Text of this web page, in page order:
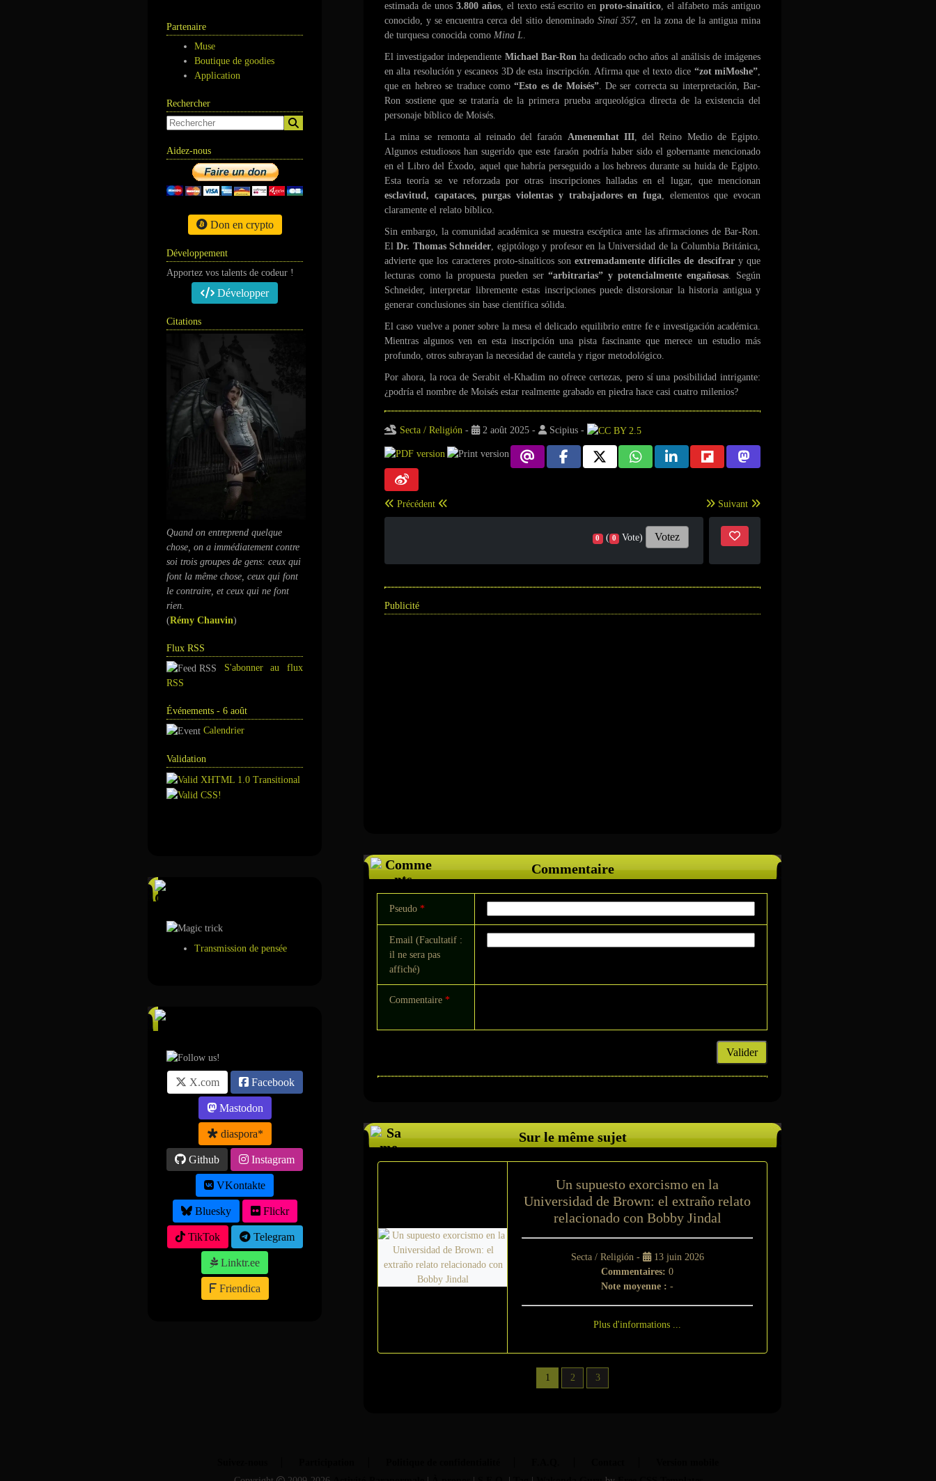
Partenaire
Muse
Boutique de goodies
Application
Rechercher
Aidez-nous
Don en crypto
Développement
Apportez vos talents de codeur !
Développer
Citations
Quand on entreprend quelque
chose, on a immédiatement contre
soi trois groupes de gens: ceux qui
font la même chose, ceux qui font
le contraire, et ceux qui ne font
rien.
(Rémy Chauvin)
Flux RSS
S'abonner au flux
RSS
Événements - 6 août
Calendrier
Validation
Transmission de pensée
X.com Facebook
Mastodon
diaspora*
Github Instagram
VKontakte
Bluesky Flickr
TikTok Telegram
Linktr.ee
Friendica
estimada de unos 3.800 años, el texto está escrito enproto-sinaítico, el alfabeto más antiguo
conocido, y se encuentra cerca del sitio denominado Sinaí 357, en la zona de la antigua mina
de turquesa conocida como Mina L.
El investigador independiente Michael Bar-Ronha dedicado ocho años al análisis de imágenes
en alta resolución y escaneos 3D de esta inscripción. Afirma que el texto dice “zot miMoshe”,
que en hebreo se traduce como“Esto es de Moisés”. De ser correcta su interpretación, Bar-
Ron sostiene que se trataría de la primera prueba arqueológica directa de la existencia del
personaje bíblico de Moisés.
La mina se remonta al reinado del faraón Amenemhat III, del Reino Medio de Egipto.
Algunos estudiosos han sugerido que este faraón podría haber sido el gobernante mencionado
en el Libro del Éxodo, aquel que habría perseguido a los hebreos durante su huida de Egipto.
Esta teoría se ve reforzada por otras inscripciones halladas en el lugar, que mencionan
esclavitud, capataces, purgas violentas y trabajadores en fuga, elementos que evocan
claramente el relato bíblico.
Sin embargo, la comunidad académica se muestra escéptica ante las afirmaciones de Bar-Ron.
ElDr. Thomas Schneider, egiptólogo y profesor en la Universidad de la Columbia Británica,
advierte que los caracteres proto-sinaíticos sonextremadamente difíciles de descifrary que
lecturas como la propuesta pueden ser“arbitrarias” y potencialmente engañosas. Según
Schneider, interpretar libremente estas inscripciones puede distorsionar la historia antigua y
generar conclusiones sin base científica sólida.
El caso vuelve a poner sobre la mesa el delicado equilibrio entre fe e investigación académica.
Mientras algunos ven en esta inscripción una pista fascinante que merece un estudio más
profundo, otros subrayan la necesidad de cautela y rigor metodológico.
Por ahora, la roca de Serabit el-Khadim no ofrece certezas, pero sí una posibilidad intrigante:
¿podría el nombre de Moisés estar realmente grabado en piedra hace casi cuatro milenios?
Secta / Religión - 2 août 2025 - Scipius -
Précédent Suivant
0 ( 0 Vote) Votez
Publicité
Commentaire
Pseudo *
Email (Facultatif :
il ne sera pas
affiché)
Commentaire *
Valider
Sur le même sujet
1 2 3
Un supuesto exorcismo en la
Universidad de Brown: el extraño relato
relacionado con Bobby Jindal
Secta / Religión -
13 juin 2026
Commentaires: 0
Note moyenne : -
Plus d'informations ...